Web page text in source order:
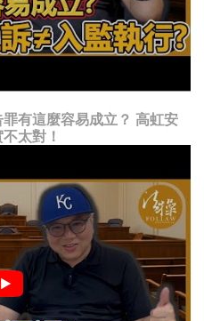
有這麼容易成立？ 高虹安
太對！